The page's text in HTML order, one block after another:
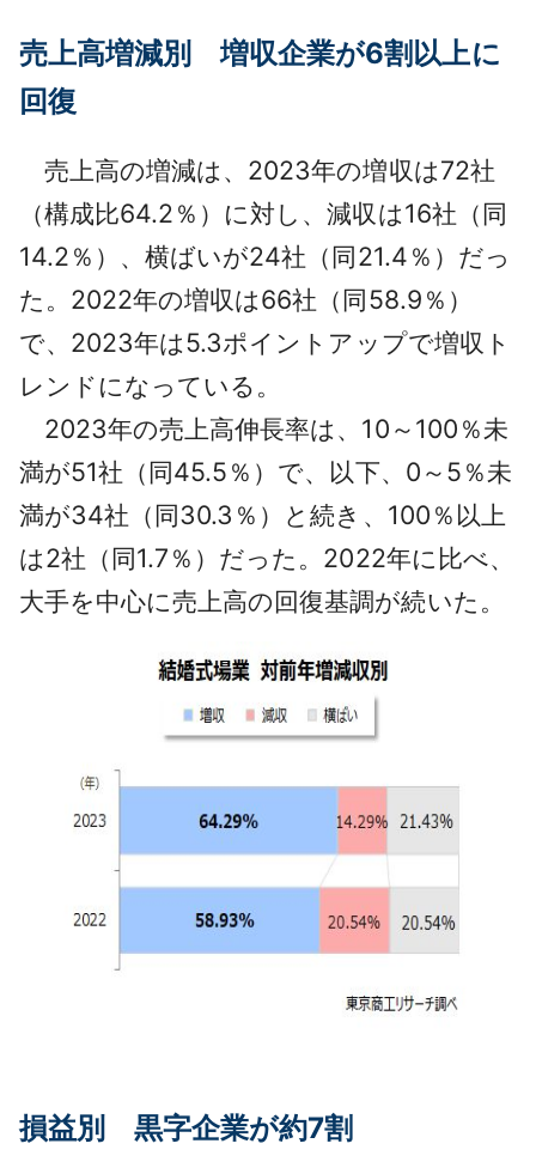
売上高増減別 増収企業が6割以上に
回復
売上高の増減は、2023年の増収は72社
（構成比64.2％）に対し、減収は16社（同
14.2％）、横ばいが24社（同21.4％）だっ
た。2022年の増収は66社（同58.9％）
で、2023年は5.3ポイントアップで増収ト
レンドになっている。
2023年の売上高伸長率は、10～100％未
満が51社（同45.5％）で、以下、0～5％未
満が34社（同30.3％）と続き、100％以上
は2社（同1.7％）だった。2022年に比べ、
大手を中心に売上高の回復基調が続いた。
損益別 黒字企業が約7割